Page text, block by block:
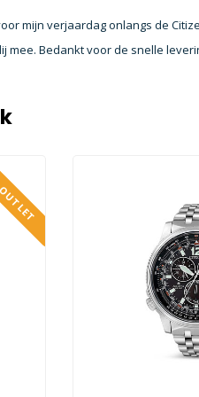
mijn verjaardag onlangs de
mee. Bedankt voor de snelle